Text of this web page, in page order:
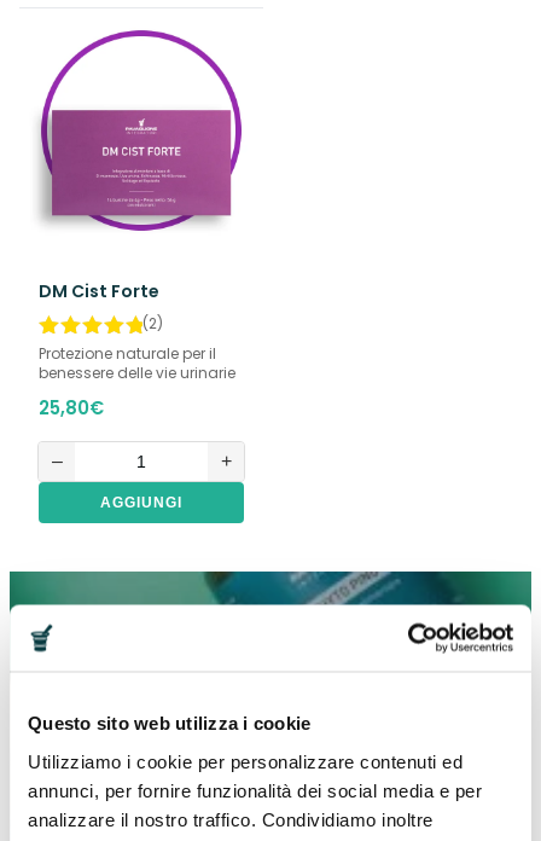
Questo sito web utilizza i cookie
Utilizziamo i cookie per personalizzare contenuti ed
annunci, per fornire funzionalità dei social media e per
analizzare il nostro traffico. Condividiamo inoltre
DM Cist Forte
(2)
Protezione naturale per il
benessere delle vie urinarie
25,80€
– +
AGGIUNGI
Ricevi subito il CODICE SCONTO del 15%
valido sul tuo PRIMO ORDINE